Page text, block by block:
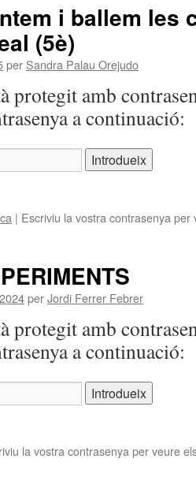
i ballem les
(5è)
per Sandra Palau Orejudo
protegit amb
a continuació:
| Escriviu la vostra contrasenya per
perJordi Ferrer Febrer
protegit amb
a continuació:
la vostra contrasenya per veure